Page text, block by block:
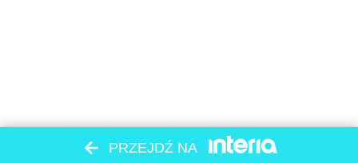
PRZEJDŹ NA